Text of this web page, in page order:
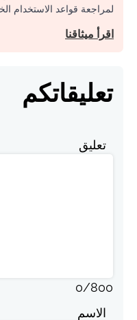
لمراجعة قواعد الاستخدام
اقرأ ميثاقنا
تعليقاتكم
تعليق
0/800
الاسم